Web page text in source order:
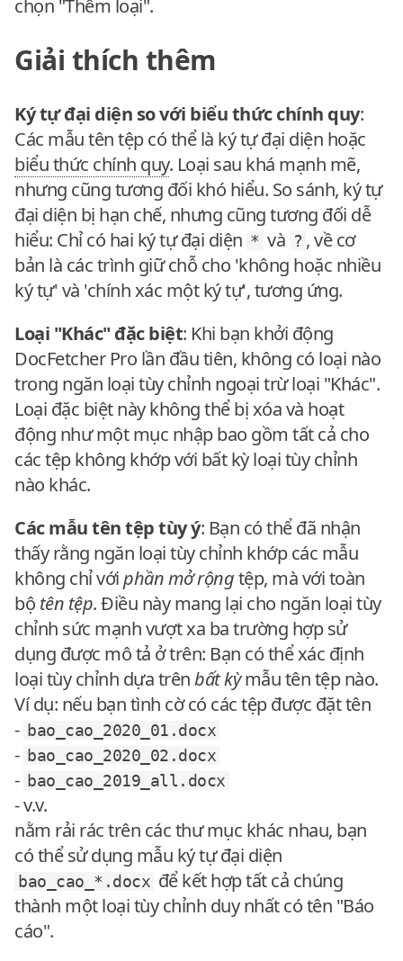
chọn "Thêm loại".
Giải thích thêm
Ký tự đại diện so với biểu thức chính quy:
Các mẫu tên tệp có thể là ký tự đại diện hoặc
biểu thức chính quy. Loại sau khá mạnh mẽ,
nhưng cũng tương đối khó hiểu. So sánh, ký tự
đại diện bị hạn chế, nhưng cũng tương đối dễ
hiểu: Chỉ có hai ký tự đại diện * và ? , về cơ
bản là các trình giữ chỗ cho 'không hoặc nhiều
ký tự' và 'chính xác một ký tự', tương ứng.
Loại "Khác" đặc biệt: Khi bạn khởi động
DocFetcher Pro lần đầu tiên, không có loại nào
trong ngăn loại tùy chỉnh ngoại trừ loại "Khác".
Loại đặc biệt này không thể bị xóa và hoạt
động như một mục nhập bao gồm tất cả cho
các tệp không khớp với bất kỳ loại tùy chỉnh
nào khác.
Các mẫu tên tệp tùy ý: Bạn có thể đã nhận
thấy rằng ngăn loại tùy chỉnh khớp các mẫu
không chỉ vớiphần mở rộngtệp, mà với toàn
bộ tên tệp. Điều này mang lại cho ngăn loại tùy
chỉnh sức mạnh vượt xa ba trường hợp sử
dụng được mô tả ở trên: Bạn có thể xác định
loại tùy chỉnh dựa trênbất kỳmẫu tên tệp nào.
Ví dụ: nếu bạn tình cờ có các tệp được đặt tên
- bao_cao_2020_01.docx
- bao_cao_2020_02.docx
- bao_cao_2019_all.docx
- v.v.
nằm rải rác trên các thư mục khác nhau, bạn
có thể sử dụng mẫu ký tự đại diện
bao_cao_*.docx để kết hợp tất cả chúng
thành một loại tùy chỉnh duy nhất có tên "Báo
cáo".